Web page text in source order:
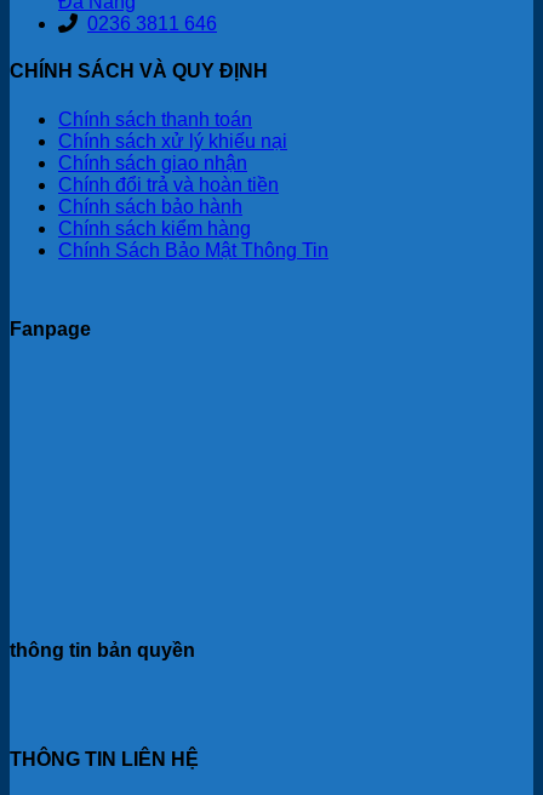
0236 3811 646
CHÍNH SÁCH VÀ QUY ĐỊNH
Chính sách thanh toán
Chính sách xử lý khiếu nại
Chính sách giao nhận
Chính đổi trả và hoàn tiền
Chính sách bảo hành
Chính sách kiểm hàng
Chính Sách Bảo Mật Thông Tin
Fanpage
thông tin bản quyền
THÔNG TIN LIÊN HỆ